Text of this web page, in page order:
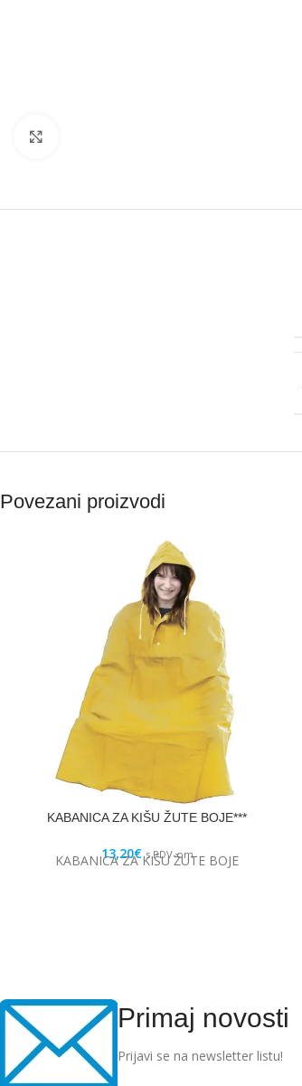
Povezani proizvodi
KABANICA ZA KIŠU ŽUTE BOJE***
13,20€ s PDV-om
KABANICA ZA KIŠU ŽUTE BOJE
Primaj novosti
Prijavi se na newsletter listu!